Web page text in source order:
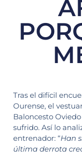
Tras el difícil
Ourense, el
Baloncesto
sufrido. Así lo
entrenador: “Han
última derrota